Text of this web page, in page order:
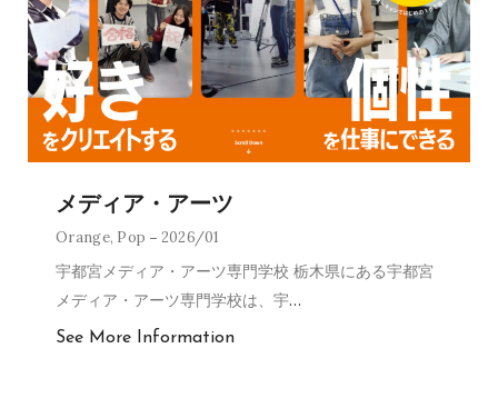
メディア・アーツ
Orange, Pop 2026/01
宇都宮メディア・アーツ専門学校 栃木県にある宇都宮
メディア・アーツ専門学校は、宇…
See More Information